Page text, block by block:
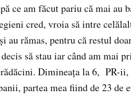
ce am făcut pariu că mai
cred, vroia să intre
au rămas, pentru că restul
să stau iar când am mai
Dimineaţa la 6, PR-
partea mea fiind de 23 de